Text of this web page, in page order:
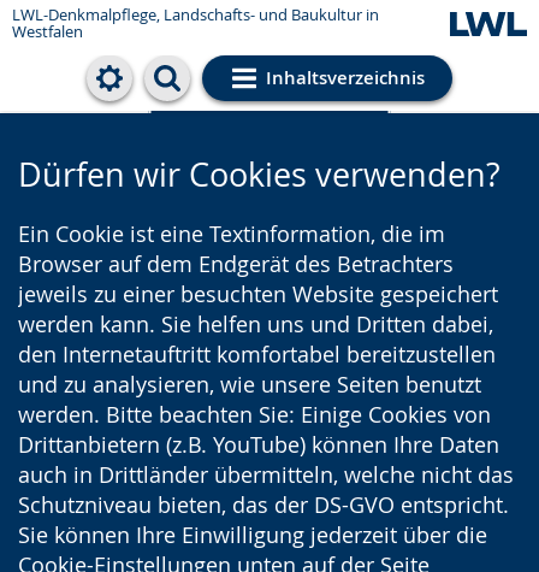
LWL-Denkmalpflege, Landschafts- und Baukultur in
Westfalen
Inhaltsverzeichnis
Cookie-Einstellungen
Dürfen wir Cookies verwenden?
Ein Cookie ist eine Textinformation, die im
Browser auf dem Endgerät des Betrachters
jeweils zu einer besuchten Website gespeichert
werden kann. Sie helfen uns und Dritten dabei,
den Internetauftritt komfortabel bereitzustellen
und zu analysieren, wie unsere Seiten benutzt
werden. Bitte beachten Sie: Einige Cookies von
Drittanbietern (z.B. YouTube) können Ihre Daten
auch in Drittländer übermitteln, welche nicht das
Schutzniveau bieten, das der DS-GVO entspricht.
Sie können Ihre Einwilligung jederzeit über die
Cookie-Einstellungen unten auf der Seite